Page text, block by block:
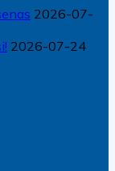
2026-07-
2026-07-24